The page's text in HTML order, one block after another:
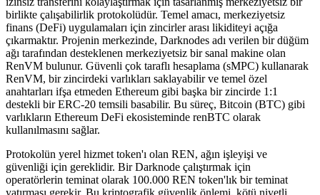
birlikte çalışabilirlik protokolüdür. Temel amacı, merkeziyetsiz
finans (DeFi) uygulamaları için zincirler arası likiditeyi açığa
çıkarmaktır. Projenin merkezinde, Darknodes adı verilen bir düğüm
ağı tarafından desteklenen merkeziyetsiz bir sanal makine olan
RenVM bulunur. Güvenli çok taraflı hesaplama (sMPC) kullanarak
RenVM, bir zincirdeki varlıkları saklayabilir ve temel özel
anahtarları ifşa etmeden Ethereum gibi başka bir zincirde 1:1
destekli bir ERC-20 temsili basabilir. Bu süreç, Bitcoin (BTC) gibi
varlıkların Ethereum DeFi ekosisteminde renBTC olarak
kullanılmasını sağlar.
Protokolün yerel hizmet token'ı olan REN, ağın işleyişi ve
güvenliği için gereklidir. Bir Darknode çalıştırmak için
operatörlerin teminat olarak 100.000 REN token'lık bir teminat
yatırması gerekir. Bu kriptografik güvenlik önlemi, kötü niyetli